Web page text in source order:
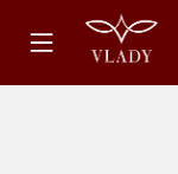
dung
Trang
chủ